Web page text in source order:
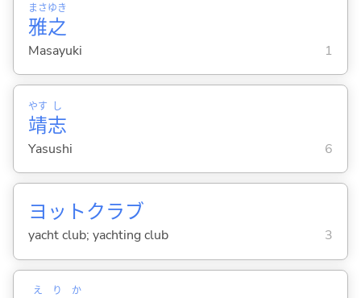
雅
まさ
之
ゆき
Masayuki 1
靖
やす
志
し
Yasushi 6
ヨットクラブ
yacht club; yachting club 3
え り か